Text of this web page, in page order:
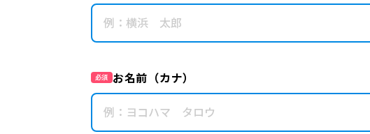
必須 お名前（カナ）